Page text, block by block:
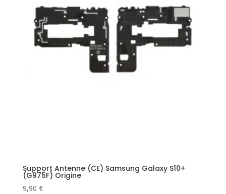
Support Antenne (CE) Samsung Galaxy S10+
(G975F) Origine
9,90 €